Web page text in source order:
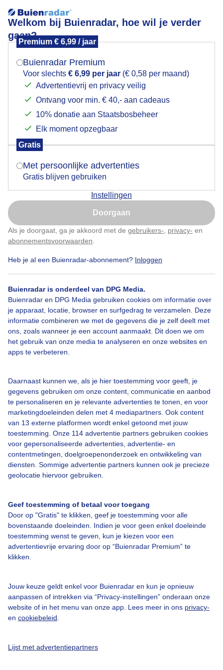
Welkom bij Buienradar, hoe wil je verder
gaan?
Premium € 6,99 / jaar
Buienradar Premium
Voor slechts € 6,99 per jaar (€ 0,58 per maand)
Advertentievrij en privacy veilig
Ontvang voor min. € 40,- aan cadeaus
10% donatie aan Staatsbosbeheer
Elk moment opzegbaar
Gratis
Met persoonlijke advertenties
Gratis blijven gebruiken
Instellingen
Doorgaan
Als je doorgaat, ga je akkoord met de gebruikers- privacy- en
abonnementsvoorwaarden
Heb je al een Buienradar-abonnement? Inloggen
Buienradar is onderdeel van DPG Media.
Buienradar en DPG Media gebruiken cookies om informatie over
je apparaat, locatie, browser en surfgedrag te verzamelen. Deze
informatie combineren we met de gegevens die je zelf deelt met
ons, zoals wanneer je een account aanmaakt. Dit doen we om
het gebruik van onze media te analyseren en onze websites en
apps te verbeteren.
Daarnaast kunnen we, als je hier toestemming voor geeft, je
gegevens gebruiken om onze content, communicatie en aanbod
te personaliseren en je relevante advertenties te tonen, en voor
marketingdoeleinden delen met 4 mediapartners. Ook content
van 13 externe platformen wordt enkel getoond met jouw
toestemming. Onze 114 advertentie partners gebruiken cookies
voor gepersonaliseerde advertenties, advertentie- en
contentmetingen, doelgroepenonderzoek en ontwikkeling van
diensten. Sommige advertentie partners kunnen ook je precieze
geolocatie hiervoor gebruiken.
Geef toestemming of betaal voor toegang
Door op "Gratis" te klikken, geef je toestemming voor alle
bovenstaande doeleinden. Indien je voor geen enkel doeleinde
toestemming wenst te geven, kun je kiezen voor een
advertentievrije ervaring door op “Buienradar Premium” te
klikken.
Jouw keuze geldt enkel voor Buienradar en kun je opnieuw
aanpassen of intrekken via “Privacy-instellingen” onderaan onze
website of in het menu van onze app. Lees meer in ons privacy-
en cookiebeleid
Lijst met advertentiepartners
LIBELLE
Blij met de Libelle in de tuin ...
Door: Nellie Bartels Gemaakt: 19-07-2025, 54x bekeken
Bekijk slideshow
Een moment geduld aub...
Over Buienradar
Veelgestelde vragen
Contact
Toegankelijkheid
Buienradar Team
Privacy beleid
Privacy instellingen
Mogen we je locatie gebruiken voor het
Indien je hier nog geen akkoord op hebt gegeven,
verschijnt er zo een pop-up uit je browser waarin
Is goed, toon de popup
Nu niet, misschien later
Klik hierom dit aan te passen